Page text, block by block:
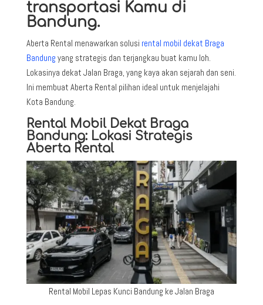
transportasi Kamu di
Bandung.
Aberta Rental menawarkan solusi rental mobil dekat Braga
Bandung yang strategis dan terjangkau buat kamu loh.
Lokasinya dekat Jalan Braga, yang kaya akan sejarah dan seni.
Ini membuat Aberta Rental pilihan ideal untuk menjelajahi
Kota Bandung.
Rental Mobil Dekat Braga
Bandung: Lokasi Strategis
Aberta Rental
Rental Mobil Lepas Kunci Bandung ke Jalan Braga